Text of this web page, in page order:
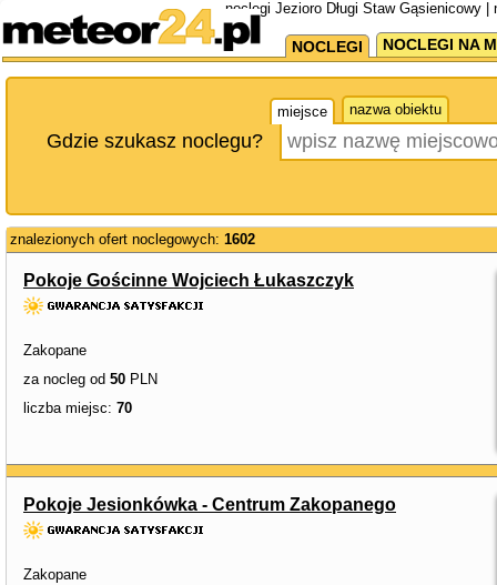
noclegi Jezioro Długi Staw Gąsienicowy
NOCLEGI NOCLEGI NA
miejsce nazwa obiektu
Gdzie szukasz noclegu?
znalezionych ofert noclegowych: 1602
Pokoje Gościnne Wojciech Łukaszczyk
Zakopane
za nocleg od 50 PLN
liczba miejsc: 70
Pokoje Jesionkówka - Centrum Zakopanego
Zakopane